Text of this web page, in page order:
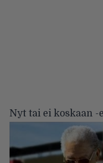
Nyt tai ei koskaan